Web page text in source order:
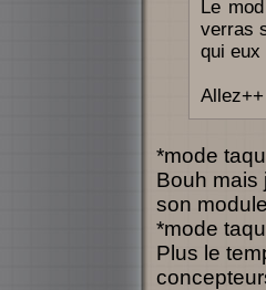
Le
verras
qui
Allez++
*mode
Bouh
son
*mode
Plus le